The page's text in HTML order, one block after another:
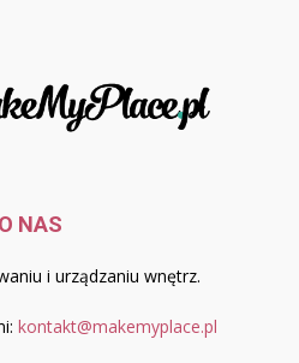
O NAS
i urządzaniu wnętrz.
kontakt@makemyplace.pl